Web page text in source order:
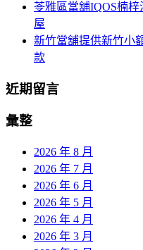
苓雅區當舖IQOS楠
屋
新竹當舖提供新竹小
款
近期留言
彙整
2026 年 8 月
2026 年 7 月
2026 年 6 月
2026 年 5 月
2026 年 4 月
2026 年 3 月